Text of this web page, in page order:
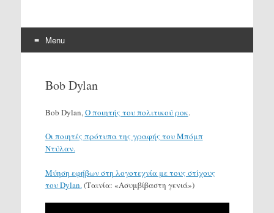
Menu
contentBob Dylan
Bob Dylan, Ο ποιητής του πολιτικού ροκ.
Οι ποιητές πρότυπα της γραφής του Μπόμπ
Ντύλαν.
Μύηση εφήβων στη λογοτεχνία με τους στίχους
του Dylan. (Ταινία: «Ασυμβίβαστη γενιά»)